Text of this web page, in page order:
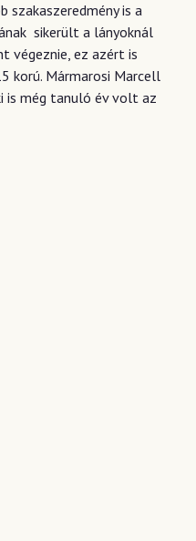
is a
sikerült a lányoknál
végeznie, ez azért is
korú. Mármarosi Marcell
is még tanuló év volt az